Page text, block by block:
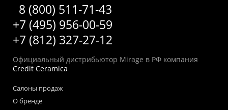
8 (800) 511-71-43
+7 (495) 956-00-59
+7 (812) 327-27-12
Официальный дистрибьютор Mirage в РФ компания
Credit Ceramica
Салоны продаж
О бренде